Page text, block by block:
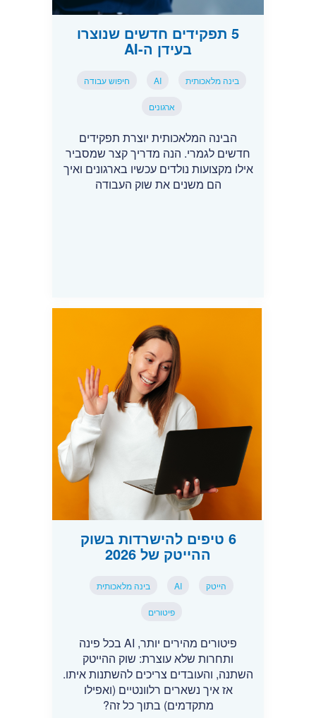
5 תפקידים חדשים שנוצרו
בעידן ה-AI
בינה מלאכותית AI חיפוש עבודה
ארגונים
הבינה המלאכותית יוצרת תפקידים
חדשים לגמרי. הנה מדריך קצר שמסביר
אילו מקצועות נולדים עכשיו בארגונים ואיך
הם משנים את שוק העבודה
6 טיפים להישרדות בשוק
ההייטק של 2026
הייטק AI בינה מלאכותית
פיטורים
פיטורים מהירים יותר, AI בכל פינה
ותחרות שלא עוצרת: שוק ההייטק
השתנה, והעובדים צריכים להשתנות איתו.
אז איך נשארים רלוונטיים (ואפילו
מתקדמים) בתוך כל זה?